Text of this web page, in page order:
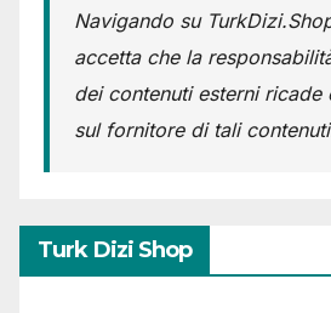
Navigando su
accetta che la
dei contenuti esterni ricade
sul fornitore di tali
Turk Dizi Shop